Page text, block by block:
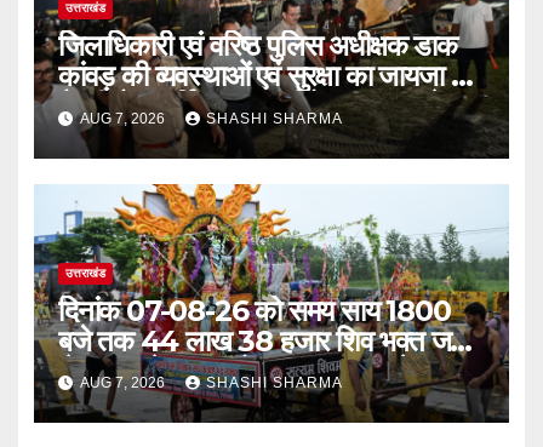
उत्तराखंड
जिलाधिकारी एवं वरिष्ठ पुलिस अधीक्षक डाक
कांवड़ की व्यवस्थाओं एवं सुरक्षा का जायजा लेने
बैरागी कैंप पार्किंग स्थल जीरो ग्राउंड पर देर
रात्रि पहुंचे
AUG 7, 2026 SHASHI SHARMA
उत्तराखंड
दिनांक 07-08-26 को समय साय 1800
बजे तक 44 लाख 38 हजार शिव भक्त जल
लेकर अपने गंतव्य को प्रस्थान कर चुके
AUG 7, 2026 SHASHI SHARMA